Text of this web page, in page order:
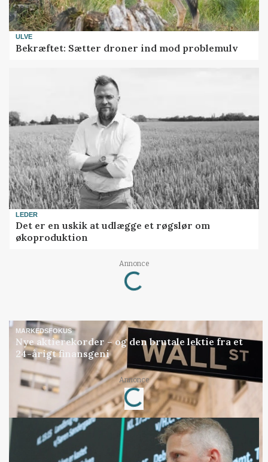
ULVE
Bekræftet: Sætter droner ind mod problemulv
LEDER
Det er en uskik at udlægge et røgslør om
økoproduktion
Annonce
Loading...
MARKEDSFOKUS
Nye aktierekorder – og den brutale lektie fra et
24-årigt finansgeni
Annonce
Loading...